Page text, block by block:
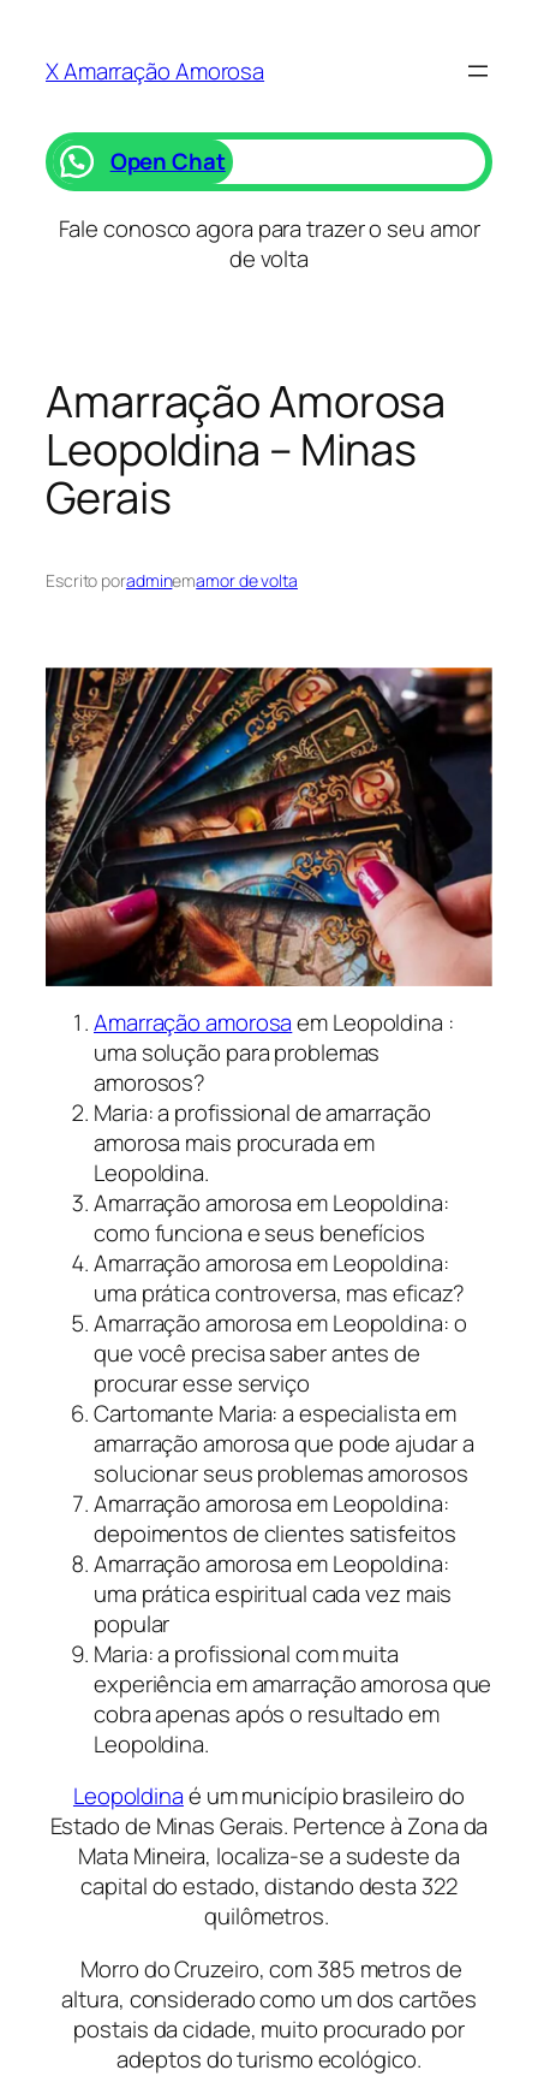
X Amarração Amorosa
Open Chat
Fale conosco agora para trazer o seu amor
de volta
Amarração Amorosa
Leopoldina – Minas
Gerais
Escrito poradminemamor de volta
Amarração amorosaem Leopoldina :
uma solução para problemas
amorosos?
Maria: a profissional de amarração
amorosa mais procurada em
Leopoldina.
Amarração amorosa em Leopoldina:
como funciona e seus benefícios
Amarração amorosa em Leopoldina:
uma prática controversa, mas eficaz?
Amarração amorosa em Leopoldina: o
que você precisa saber antes de
procurar esse serviço
Cartomante Maria: a especialista em
amarração amorosa que pode ajudar a
solucionar seus problemas amorosos
Amarração amorosa em Leopoldina:
depoimentos de clientes satisfeitos
Amarração amorosa em Leopoldina:
uma prática espiritual cada vez mais
popular
Maria: a profissional com muita
experiência em amarração amorosa que
cobra apenas após o resultado em
Leopoldina.
Leopoldinaé um município brasileiro do
Estado de Minas Gerais. Pertence à Zona da
Mata Mineira, localiza-se a sudeste da
capital do estado, distando desta 322
quilômetros.
Morro do Cruzeiro, com 385 metros de
altura, considerado como um dos cartões
postais da cidade, muito procurado por
adeptos do turismo ecológico.